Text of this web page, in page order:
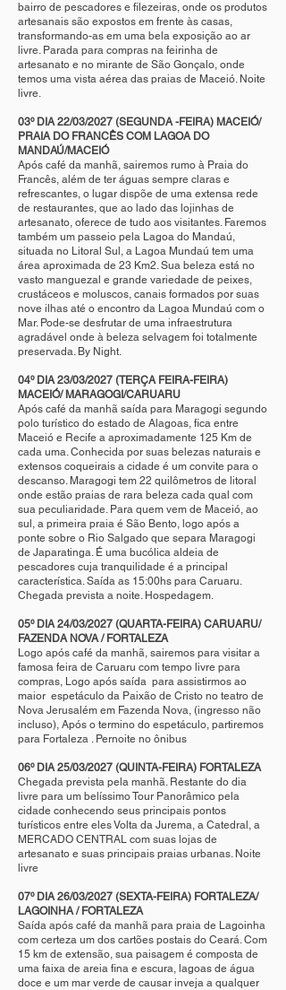
bairro de pescadores e filezeiras, onde os produtos
artesanais são expostos em frente às casas,
transformando-as em uma bela exposição ao ar
livre. Parada para compras na feirinha de
artesanato e no mirante de São Gonçalo, onde
temos uma vista aérea das praias de Maceió. Noite
livre.
03º DIA 22/03/2027 (SEGUNDA -FEIRA) MACEIÓ/
PRAIA DO FRANCÊS COM LAGOA DO
MANDAÚ/MACEIÓ
Após café da manhã, sairemos rumo à Praia do
Francês, além de ter águas sempre claras e
refrescantes, o lugar dispõe de uma extensa rede
de restaurantes, que ao lado das lojinhas de
artesanato, oferece de tudo aos visitantes. Faremos
também um passeio pela Lagoa do Mandaú,
situada no Litoral Sul, a Lagoa Mundaú tem uma
área aproximada de 23 Km2. Sua beleza está no
vasto manguezal e grande variedade de peixes,
crustáceos e moluscos, canais formados por suas
nove ilhas até o encontro da Lagoa Mundaú com o
Mar. Pode-se desfrutar de uma infraestrutura
agradável onde à beleza selvagem foi totalmente
preservada. By Night.
04º DIA 23/03/2027 (TERÇA FEIRA-FEIRA)
MACEIÓ/ MARAGOGI/CARUARU
Após café da manhã saída para Maragogi segundo
polo turístico do estado de Alagoas, fica entre
Maceió e Recife a aproximadamente 125 Km de
cada uma. Conhecida por suas belezas naturais e
extensos coqueirais a cidade é um convite para o
descanso. Maragogi tem 22 quilômetros de litoral
onde estão praias de rara beleza cada qual com
sua peculiaridade. Para quem vem de Maceió, ao
sul, a primeira praia é São Bento, logo após a
ponte sobre o Rio Salgado que separa Maragogi
de Japaratinga. É uma bucólica aldeia de
pescadores cuja tranquilidade é a principal
característica. Saída as 15:00hs para Caruaru.
Chegada prevista a noite. Hospedagem.
05º DIA 24/03/2027 (QUARTA-FEIRA) CARUARU/
FAZENDA NOVA / FORTALEZA
Logo após café da manhã, sairemos para visitar a
famosa feira de Caruaru com tempo livre para
compras, Logo após saída para assistirmos ao
maior espetáculo da Paixão de Cristo no teatro de
Nova Jerusalém em Fazenda Nova, (ingresso não
incluso), Após o termino do espetáculo, partiremos
para Fortaleza . Pernoite no ônibus
06º DIA 25/03/2027 (QUINTA-FEIRA) FORTALEZA
Chegada prevista pela manhã. Restante do dia
livre para um belíssimo Tour Panorâmico pela
cidade conhecendo seus principais pontos
turísticos entre eles Volta da Jurema, a Catedral, a
MERCADO CENTRAL com suas lojas de
artesanato e suas principais praias urbanas. Noite
livre
07º DIA 26/03/2027 (SEXTA-FEIRA) FORTALEZA/
LAGOINHA / FORTALEZA
Saída após café da manhã para praia de Lagoinha
com certeza um dos cartões postais do Ceará. Com
15 km de extensão, sua paisagem é composta de
uma faixa de areia fina e escura, lagoas de água
doce e um mar verde de causar inveja a qualquer